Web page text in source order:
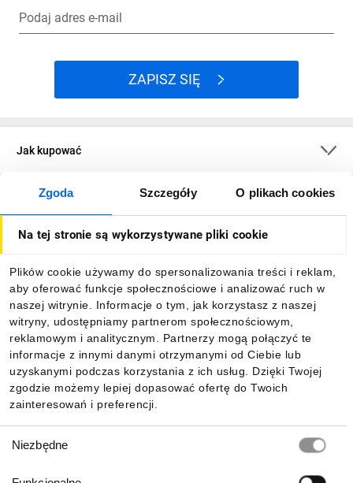
Zgoda Szczegóły O plikach cookies
Na tej stronie są wykorzystywane pliki cookie
Plików cookie używamy do spersonalizowania treści i reklam,
aby oferować funkcje społecznościowe i analizować ruch w
naszej witrynie. Informacje o tym, jak korzystasz z naszej
witryny, udostępniamy partnerom społecznościowym,
reklamowym i analitycznym. Partnerzy mogą połączyć te
informacje z innymi danymi otrzymanymi od Ciebie lub
uzyskanymi podczas korzystania z ich usług. Dzięki Twojej
zgodzie możemy lepiej dopasować ofertę do Twoich
zainteresowań i preferencji.
zgody
Niezbędne
Podaj adres e-mail
ZAPISZ SIĘ
Jak kupować
O firmie
Informacje
Pobierz naszą aplikację mobilną: